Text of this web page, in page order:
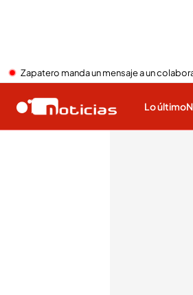
Zapatero manda un mensaje a un
Lo último